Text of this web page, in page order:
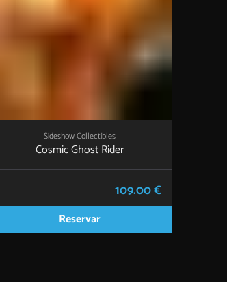
Sideshow Collectibles
Cosmic Ghost Rider
109.00 €
Reservar